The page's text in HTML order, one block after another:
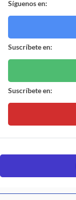
Síguenos en:
Suscríbete en:
Suscríbete en: